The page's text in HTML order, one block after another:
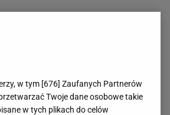
w tym [676] Zaufanych Partnerów
Twoje dane osobowe takie
w tych plikach do celów